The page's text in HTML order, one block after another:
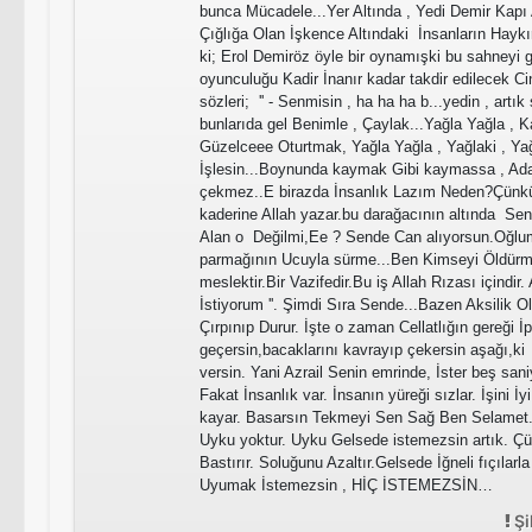
bunca Mücadele...Yer Altında , Yedi Demir Kapı
Çığlığa Olan İşkence Altındaki İnsanların
ki; Erol Demiröz öyle bir oynamışki bu sahneyi
oyunculuğu Kadir İnanır kadar takdir edilecek
sözleri; '' - Senmisin , ha ha ha b...yedin ,
bunlarıda gel Benimle , Çaylak...Yağla Yağla ,
Güzelceee Oturtmak, Yağla Yağla , Yağlaki ,
İşlesin...Boynunda kaymak Gibi kaymassa ,
çekmez..E birazda İnsanlık Lazım
kaderine Allah yazar.bu darağacının altında
Alan o Değilmi,Ee ? Sende Can
parmağının Ucuyla sürme...Ben Kimseyi
meslektir.Bir Vazifedir.Bu iş Allah Rızası içindir.
İstiyorum ''. Şimdi Sıra Sende...Bazen Aksilik
Çırpınıp Durur. İşte o zaman Cellatlığın gereği
geçersin,bacaklarını kavrayıp çekersin
versin. Yani Azrail Senin emrinde, İster beş
Fakat İnsanlık var. İnsanın yüreği sızlar. İşini
kayar. Basarsın Tekmeyi Sen Sağ Ben
Uyku yoktur. Uyku Gelsede istemezsin artık.
Bastırır. Soluğunu Azaltır.Gelsede İğneli
Uyumak İstemezsin , HİÇ İSTEMEZSİN…